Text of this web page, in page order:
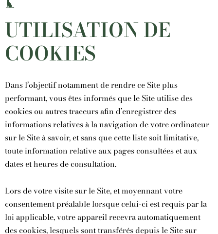
UTILISATION DE
COOKIES
Dans l’objectif notamment de rendre ce Site plus
performant, vous êtes informés que le Site utilise des
cookies ou autres traceurs afin d’enregistrer des
informations relatives à la navigation de votre ordinateur
sur le Site à savoir, et sans que cette liste soit limitative,
toute information relative aux pages consultées et aux
dates et heures de consultation.
Lors de votre visite sur le Site, et moyennant votre
consentement préalable lorsque celui-ci est requis par la
loi applicable, votre appareil recevra automatiquement
des cookies, lesquels sont transférés depuis le Site sur